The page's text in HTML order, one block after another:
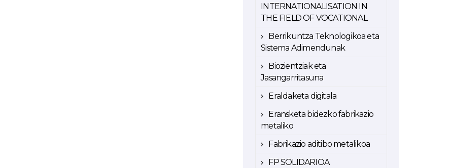
INTERNATIONALISATION IN
THE FIELD OF VOCATIONAL
Berrikuntza Teknologikoa eta
Sistema Adimendunak
Biozientziak eta
Jasangarritasuna
Eraldaketa digitala
Eransketa bidezko fabrikazio
metaliko
Fabrikazio aditibo metalikoa
FP SOLIDARIOA